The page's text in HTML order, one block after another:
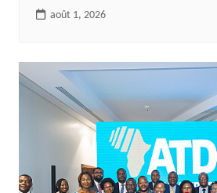
août 1, 2026